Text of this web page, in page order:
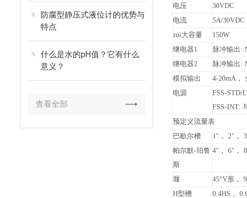
防腐型静压式液位计的优势与
特点
什么是水的pH值？它有什么
意义？
查看全部
电压
30VDC
电流
5A/30VDC
zui大容量
150W
继电器1
脉冲输出:
继电器2
脉冲输出:
模拟输出
4-20mA，
电源
FSS-STD/
FSS-INT:
预定义流量表
巴歇尔槽
1" ， 2"，
帕尔默-珀鲁
斯
4" ， 6"，
堰 45°V形，
H型槽 0.4HS ，